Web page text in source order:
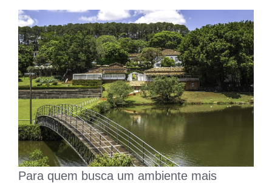
Para quem busca um ambiente mais